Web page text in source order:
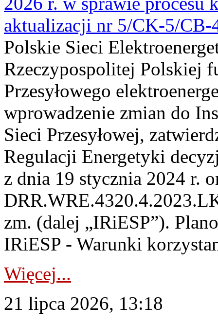
aktualizacji nr 5/CK-5/CB-
Polskie Sieci
Rzeczypospolitej Polskiej
Przesyłowego
wprowadzenie zmian do
Sieci Przesyłowej,
Regulacji Energetyki
z dnia 19 stycznia 2024 r.
zm. (dalej „IRiESP”).
IRiESP - Warunki
Więcej...
21 lipca 2026, 13:18